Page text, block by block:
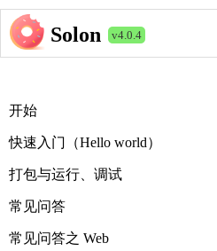
Solon v4.0.4
开始
快速入门（Hello world）
打包与运行、调试
常见问答
常见问答之 Web